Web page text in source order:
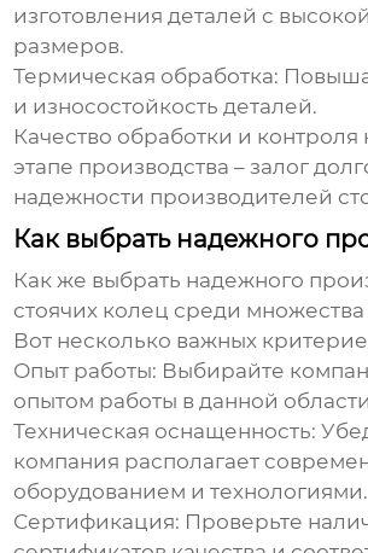
изготовления деталей с
размеров.
Термическая обработка:
и износостойкость деталей.
Качество обработки и
этапе производства – залог
надежности производителей
Как выбрать надежного
Как же выбрать надежного
стоячих колец среди
Вот несколько важных
Опыт работы: Выбирайте
опытом работы в данной
Техническая оснащенность:
компания располагает
оборудованием и технологиями.
Сертификация: Проверьте